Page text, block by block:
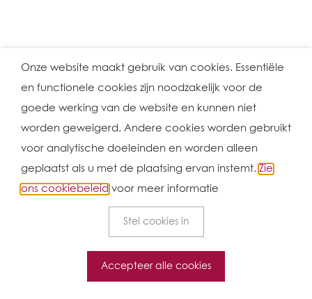
Onze website maakt gebruik van cookies. Essentiële
en functionele cookies zijn noodzakelijk voor de
goede werking van de website en kunnen niet
worden geweigerd. Andere cookies worden gebruikt
voor analytische doeleinden en worden alleen
geplaatst als u met de plaatsing ervan instemt. Zie
ons cookiebeleid voor meer informatie
Stel cookies in
Accepteer alle cookies